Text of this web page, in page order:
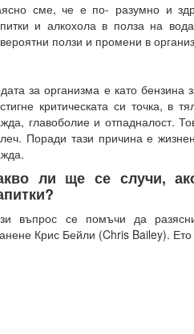
сме, че е по- разумно и
и алкохола в полза на
ползи и промени в
за организма е като бензина
критическата си точка, в
главоболие и отпадналост.
Поради тази причина е
ли ще се случи,
въпрос се помъчи да
Крис Бейли (Chris Bailey). Ето